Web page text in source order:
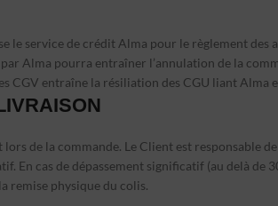
le service de crédit Alma pour le règlement
Alma pourra entraîner l’annulation de la
CGV entraîne la résiliation des CGU liant Alma
de la commande. Le Client est responsable
En cas de dépassement significatif (au delà
remise physique du colis.